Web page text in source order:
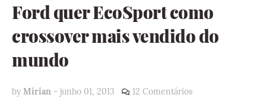
Ford quer EcoSport como
crossover mais vendido do
mundo
by Mirian - junho 01, 2013 12 Comentários